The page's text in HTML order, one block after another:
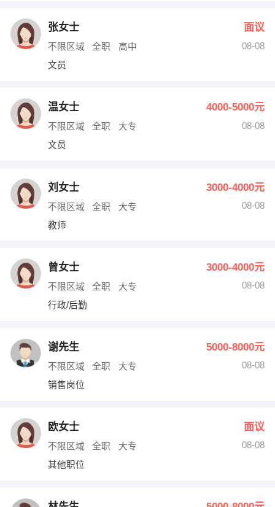
张女士 面议
不限区域 全职 高中
08-08
文员
温女士 4000-5000元
不限区域 全职 大专
08-08
文员
刘女士 3000-4000元
不限区域 全职 大专
08-08
教师
曾女士 3000-4000元
不限区域 全职 大专
08-08
行政/后勤
谢先生 5000-8000元
不限区域 全职 大专
08-08
销售岗位
欧女士 面议
不限区域 全职 大专
08-08
其他职位